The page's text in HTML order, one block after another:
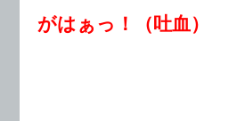
がはぁっ！（吐血）